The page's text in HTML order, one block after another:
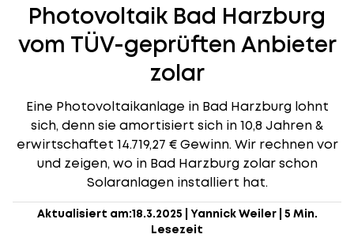
Photovoltaik Bad Harzburg
vom TÜV-geprüften Anbieter
zolar
Eine Photovoltaikanlage in Bad Harzburg lohnt
sich, denn sie amortisiert sich in 10,8 Jahren &
erwirtschaftet 14.719,27 € Gewinn. Wir rechnen vor
und zeigen, wo in Bad Harzburg zolar schon
Solaranlagen installiert hat.
Aktualisiert am:18.3.2025 Yannick Weiler| 5 Min.
Lesezeit